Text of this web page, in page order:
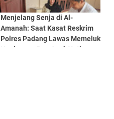
Menjelang Senja di Al-
Amanah: Saat Kasat Reskrim
Polres Padang Lawas Memeluk
Heningnya Doa Anak Yatim